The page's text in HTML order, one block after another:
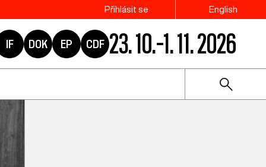
Přihlásit se English
IF DOK EP CDF 23. 10.–1. 11. 2026